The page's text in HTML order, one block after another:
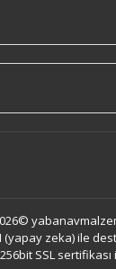
(yapay zeka) ile
SSL